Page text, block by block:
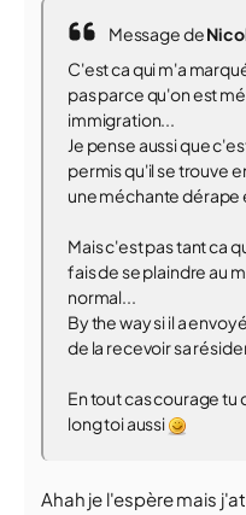
Message de
C'est ca qui m'a
pas parce qu'on est
immigration...
Je pense aussi que
permis qu'il se trouve
une méchante dérape
Mais c'est pas tant ca
fais de se plaindre au
normal...
By the way si il a
de la recevoir sa
En tout cas courage tu
long toi aussi
Ahah je l'espère mais